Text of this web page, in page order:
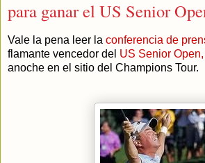
para ganar el US Senior
Vale la pena leer la conferencia de
flamante vencedor del US Senior
anoche en el sitio del Champions Tour.